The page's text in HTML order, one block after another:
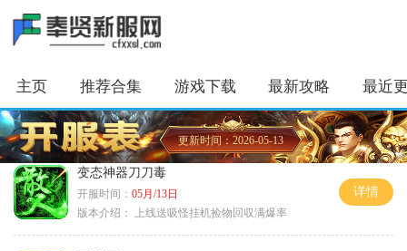
主页 推荐合集 游戏下载 最新攻略 最近
更新时间：2026-05-13
变态神器刀刀毒
开服时间： 05月/13日
版本介绍：
上线送吸怪挂机捡物回収满爆率
详情